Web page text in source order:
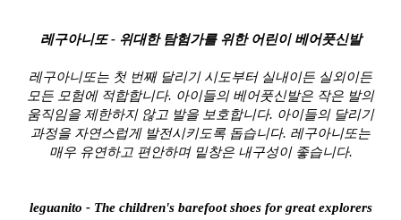
레구아니또 - 위대한 탐험가를 위한 어린이 베어풋신발
레구아니또는 첫 번째 달리기 시도부터 실내이든 실외이든
모든 모험에 적합합니다. 아이들의 베어풋신발은 작은 발의
움직임을 제한하지 않고 발을 보호합니다. 아이들의 달리기
과정을 자연스럽게 발전시키도록 돕습니다. 레구아니또는
매우 유연하고 편안하며 밑창은 내구성이 좋습니다.
leguanito - The children's barefoot shoes for great explorers